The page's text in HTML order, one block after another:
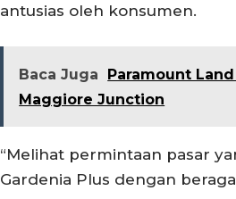
antusias oleh konsumen.
Baca Juga
Paramount
Maggiore Junction
“Melihat permintaan pasar
Gardenia Plus dengan